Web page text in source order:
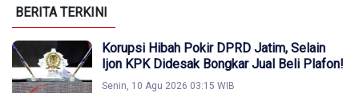
BERITA TERKINI
Korupsi Hibah Pokir DPRD Jatim, Selain
Ijon KPK Didesak Bongkar Jual Beli Plafon!
Senin, 10 Agu 2026 03:15 WIB